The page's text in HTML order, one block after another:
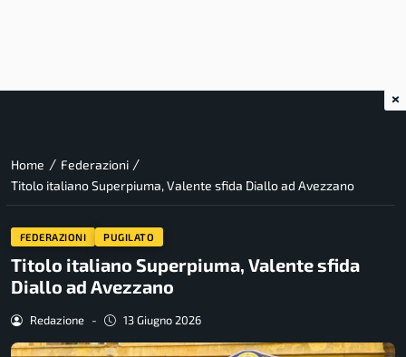
Home / Federazioni /
Titolo italiano Superpiuma, Valente sfida Diallo ad Avezzano
FEDERAZIONI PUGILATO
Titolo italiano Superpiuma, Valente sfida
Diallo ad Avezzano
Redazione - 13 Giugno 2026
×